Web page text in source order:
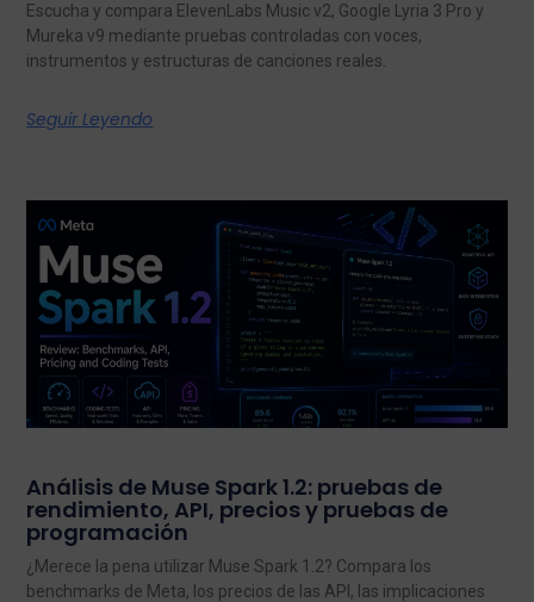
Escucha y compara ElevenLabs Music v2, Google Lyria 3 Pro y
Mureka v9 mediante pruebas controladas con voces,
instrumentos y estructuras de canciones reales.
Seguir Leyendo
Análisis de Muse Spark 1.2: pruebas de
rendimiento, API, precios y pruebas de
programación
¿Merece la pena utilizar Muse Spark 1.2? Compara los
benchmarks de Meta, los precios de las API, las implicaciones